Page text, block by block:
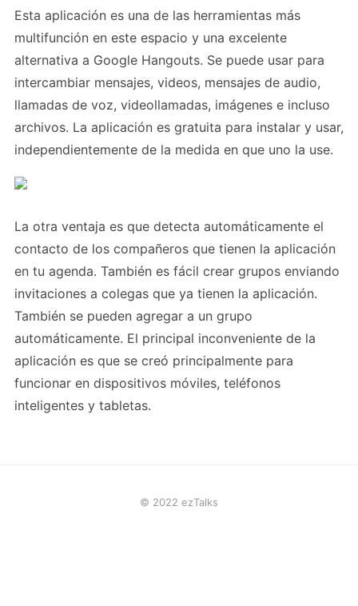
Esta aplicación es una de las herramientas más
multifunción en este espacio y una excelente
alternativa a Google Hangouts. Se puede usar para
intercambiar mensajes, videos, mensajes de audio,
llamadas de voz, videollamadas, imágenes e incluso
archivos. La aplicación es gratuita para instalar y usar,
independientemente de la medida en que uno la use.
La otra ventaja es que detecta automáticamente el
contacto de los compañeros que tienen la aplicación
en tu agenda. También es fácil crear grupos enviando
invitaciones a colegas que ya tienen la aplicación.
También se pueden agregar a un grupo
automáticamente. El principal inconveniente de la
aplicación es que se creó principalmente para
funcionar en dispositivos móviles, teléfonos
inteligentes y tabletas.
© 2022 ezTalks